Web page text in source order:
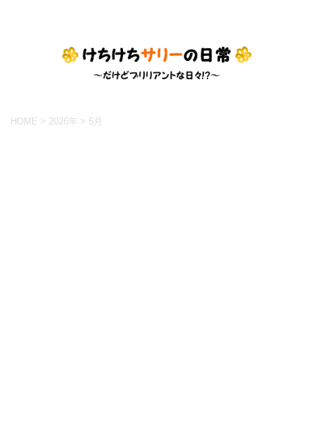
HOME > 2026年 > 5月